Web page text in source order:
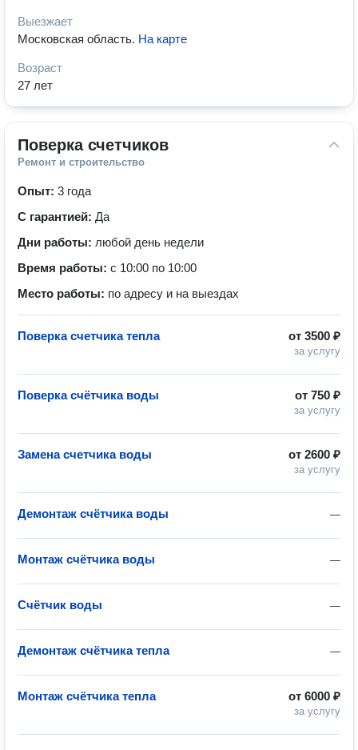
Выезжает
Московская область. На карте
Возраст
27 лет
Поверка счетчиков
Ремонт и строительство
Опыт: 3 года
С гарантией: Да
Дни работы: любой день недели
Время работы: с 10:00 по 10:00
Место работы: по адресу и на выездах
от 3500 ₽
за услугу
Поверка счетчика тепла
от 750 ₽
за услугу
Поверка счётчика воды
от 2600 ₽
за услугу
Замена счетчика воды
—
Демонтаж счётчика воды
—
Монтаж счётчика воды
—
Счётчик воды
—
Демонтаж счётчика тепла
от 6000 ₽
за услугу
Монтаж счётчика тепла